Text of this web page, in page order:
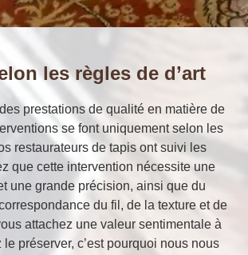
les règles de d’art
prestations de qualité en matière de
se font uniquement selon les
restaurateurs de tapis ont suivi les
que cette intervention nécessite une
une grande précision, ainsi que du
du fil, de la texture et de
attachez une valeur sentimentale à
préserver, c’est pourquoi nous nous